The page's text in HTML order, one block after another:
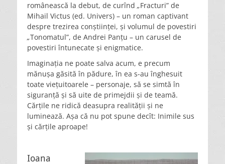
românească la debut, de curînd „Fracturi” de
Mihail Victus (ed. Univers) – un roman captivant
despre trezirea conștiinței, și volumul de povestiri
„Tonomatul”, de Andrei Panțu – un carusel de
povestiri întunecate și enigmatice.
Imaginația ne poate salva acum, e precum
mănușa găsită în pădure, în ea s-au înghesuit
toate viețuitoarele – personaje, să se simtă în
siguranță și să uite de primejdii și de teamă.
Cărțile ne ridică deasupra realității și ne
luminează. Așa că nu pot spune decît: Inimile sus
și cărțile aproape!
Ioana